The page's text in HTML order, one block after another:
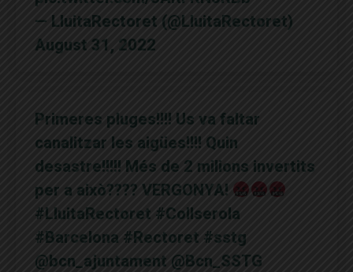
— LluitaRectoret (@LluitaRectoret)
August 31, 2022
Primeres pluges!!!! Us va faltar
canalitzar les aigües!!!! Quin
desastre!!!!! Més de 2 milions invertits
per a això???? VERGONYA!
#LluitaRectoret #Collserola
#Barcelona #Rectoret #sstg
@bcn_ajuntament @Bcn_SSTG